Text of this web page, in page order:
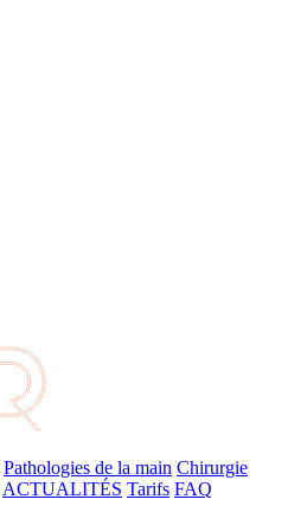
Pathologies de la main Chirurgie
ACTUALITÉS Tarifs FAQ